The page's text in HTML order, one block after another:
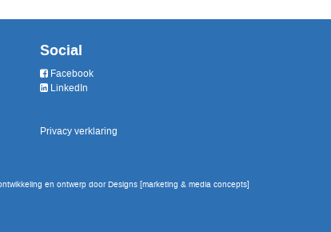
Social
Facebook
LinkedIn
Privacy verklaring
en ontwerp doorDesigns [marketing & media concepts]